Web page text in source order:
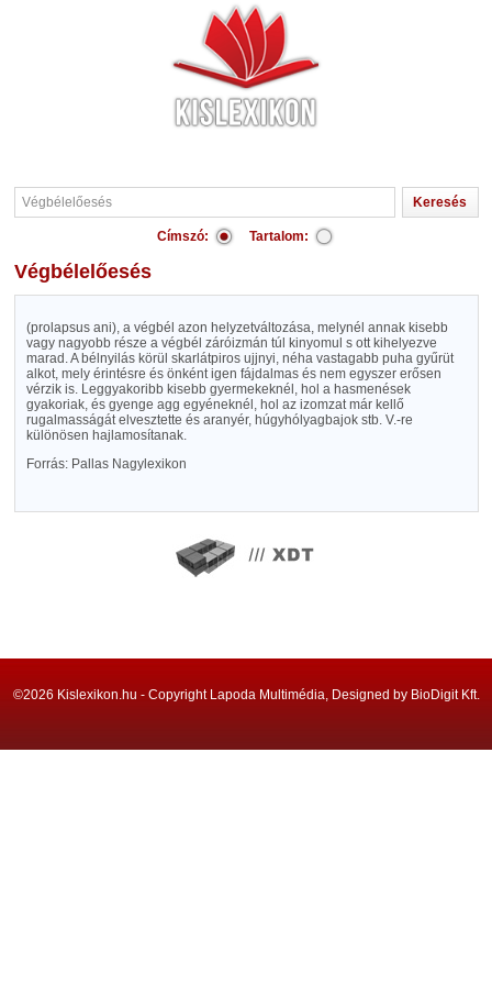
Címszó: Tartalom:
Végbélelőesés
(prolapsus ani), a végbél azon helyzetváltozása, melynél annak kisebb
vagy nagyobb része a végbél záróizmán túl kinyomul s ott kihelyezve
marad. A bélnyilás körül skarlátpiros ujjnyi, néha vastagabb puha gyűrüt
alkot, mely érintésre és önként igen fájdalmas és nem egyszer erősen
vérzik is. Leggyakoribb kisebb gyermekeknél, hol a hasmenések
gyakoriak, és gyenge agg egyéneknél, hol az izomzat már kellő
rugalmasságát elvesztette és aranyér, húgyhólyagbajok stb. V.-re
különösen hajlamosítanak.
Forrás: Pallas Nagylexikon
©2026 Kislexikon.hu - Copyright Lapoda Multimédia, Designed by BioDigit Kft.